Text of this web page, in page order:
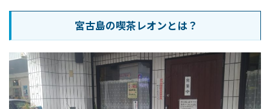
宮古島の喫茶レオンとは？